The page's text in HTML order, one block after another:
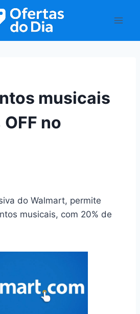
musicais
no
do Walmart, permite
musicais, com 20% de